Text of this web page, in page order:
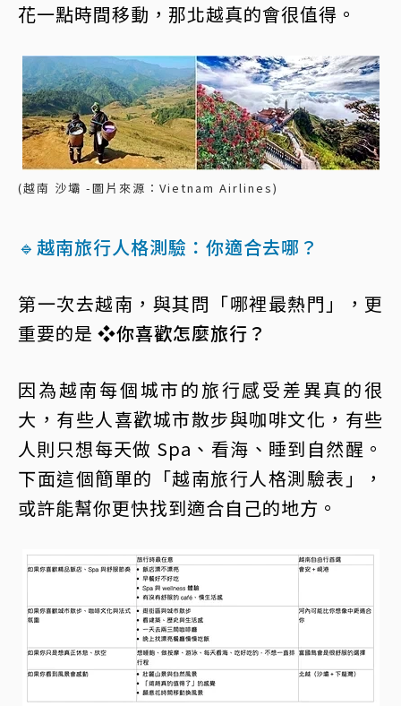
花一點時間移動，那北越真的會很值得。
(越南 沙壩 -圖片來源：Vietnam Airlines)
🔹越南旅行人格測驗：你適合去哪？
第一次去越南，與其問「哪裡最熱門」，更
重要的是 ❖你喜歡怎麼旅行？
因為越南每個城市的旅行感受差異真的很
大，有些人喜歡城市散步與咖啡文化，有些
人則只想每天做 Spa、看海、睡到自然醒。
下面這個簡單的「越南旅行人格測驗表」，
或許能幫你更快找到適合自己的地方。